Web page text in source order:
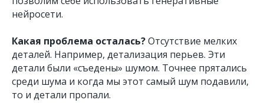
нейросети.
Какая проблема осталась?Отсутствие мелких
деталей. Например, детализация перьев. Эти
детали были «съедены» шумом. Точнее прятались
среди шума и когда мы этот самый шум подавили,
то и детали пропали.